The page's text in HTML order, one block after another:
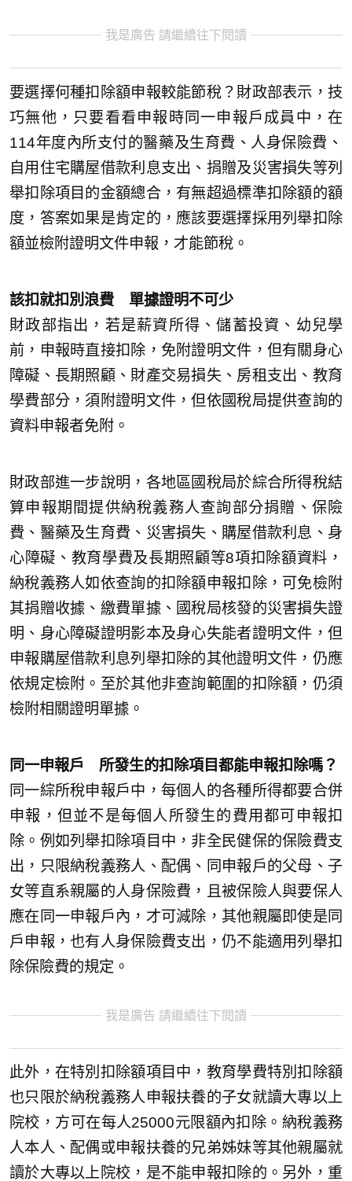
我是廣告 請繼續往下閱讀
要選擇何種扣除額申報較能節稅？財政部表示，技
巧無他，只要看看申報時同一申報戶成員中，在
114年度內所支付的醫藥及生育費、人身保險費、
自用住宅購屋借款利息支出、捐贈及災害損失等列
舉扣除項目的金額總合，有無超過標準扣除額的額
度，答案如果是肯定的，應該要選擇採用列舉扣除
額並檢附證明文件申報，才能節稅。
該扣就扣別浪費 單據證明不可少
財政部指出，若是薪資所得、儲蓄投資、幼兒學
前，申報時直接扣除，免附證明文件，但有關身心
障礙、長期照顧、財產交易損失、房租支出、教育
學費部分，須附證明文件，但依國稅局提供查詢的
資料申報者免附。
財政部進一步說明，各地區國稅局於綜合所得稅結
算申報期間提供納稅義務人查詢部分捐贈、保險
費、醫藥及生育費、災害損失、購屋借款利息、身
心障礙、教育學費及長期照顧等8項扣除額資料，
納稅義務人如依查詢的扣除額申報扣除，可免檢附
其捐贈收據、繳費單據、國稅局核發的災害損失證
明、身心障礙證明影本及身心失能者證明文件，但
申報購屋借款利息列舉扣除的其他證明文件，仍應
依規定檢附。至於其他非查詢範圍的扣除額，仍須
檢附相關證明單據。
同一申報戶 所發生的扣除項目都能申報扣除嗎？
同一綜所稅申報戶中，每個人的各種所得都要合併
申報，但並不是每個人所發生的費用都可申報扣
除。例如列舉扣除項目中，非全民健保的保險費支
出，只限納稅義務人、配偶、同申報戶的父母、子
女等直系親屬的人身保險費，且被保險人與要保人
應在同一申報戶內，才可減除，其他親屬即使是同
戶申報，也有人身保險費支出，仍不能適用列舉扣
除保險費的規定。
我是廣告 請繼續往下閱讀
此外，在特別扣除額項目中，教育學費特別扣除額
也只限於納稅義務人申報扶養的子女就讀大專以上
院校，方可在每人25000元限額內扣除。納稅義務
人本人、配偶或申報扶養的兄弟姊妹等其他親屬就
讀於大專以上院校，是不能申報扣除的。另外，重